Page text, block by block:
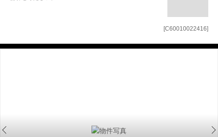
[C60010022416]